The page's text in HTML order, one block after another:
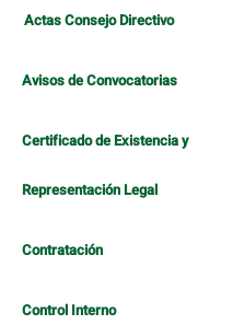
Actas Consejo Directivo
Avisos de Convocatorias
Certificado de Existencia y
Representación Legal
Contratación
Control Interno